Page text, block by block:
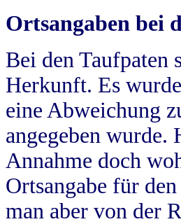
Ortsangaben bei
Bei den Taufpaten
Herkunft. Es
eine Abweichung
angegeben wurde.
Annahme doch
Ortsangabe für
man aber von der